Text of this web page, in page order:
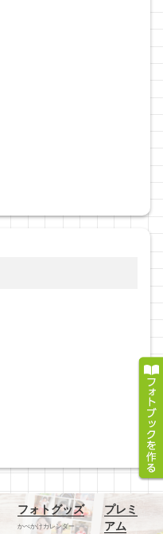
フォトグッズ
かべかけカレンダー
プレミ
アム